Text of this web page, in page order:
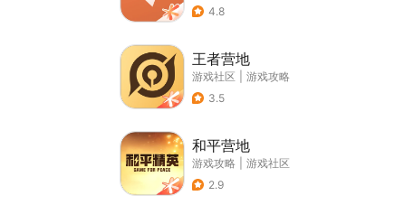
4.8
王者营地
游戏社区
游戏攻略
3.5
和平营地
游戏攻略
游戏社区
2.9